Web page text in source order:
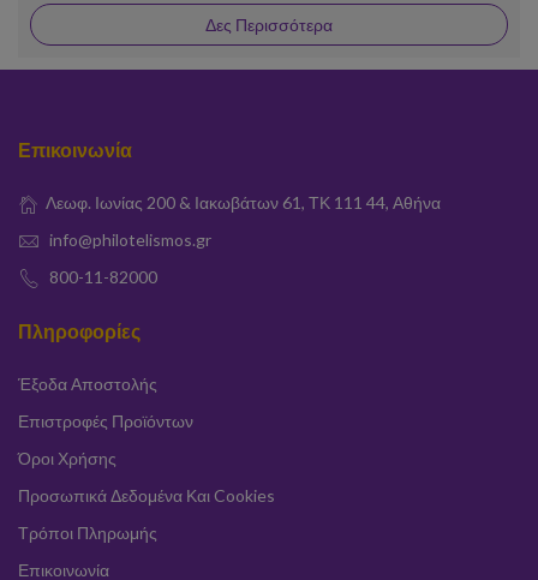
Δες Περισσότερα
Επικοινωνία
Λεωφ. Ιωνίας 200 & Ιακωβάτων 61, ΤΚ 111 44, Αθήνα
info@philotelismos.gr
800-11-82000
Πληροφορίες
Έξοδα Αποστολής
Επιστροφές Προϊόντων
Όροι Χρήσης
Προσωπικά Δεδομένα Και Cookies
Τρόποι Πληρωμής
Επικοινωνία